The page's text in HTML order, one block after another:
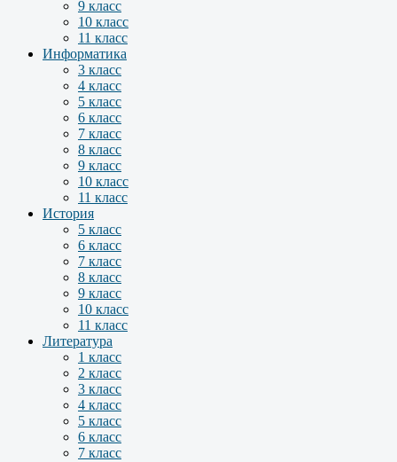
9 класс
10 класс
11 класс
Информатика
3 класс
4 класс
5 класс
6 класс
7 класс
8 класс
9 класс
10 класс
11 класс
История
5 класс
6 класс
7 класс
8 класс
9 класс
10 класс
11 класс
Литература
1 класс
2 класс
3 класс
4 класс
5 класс
6 класс
7 класс